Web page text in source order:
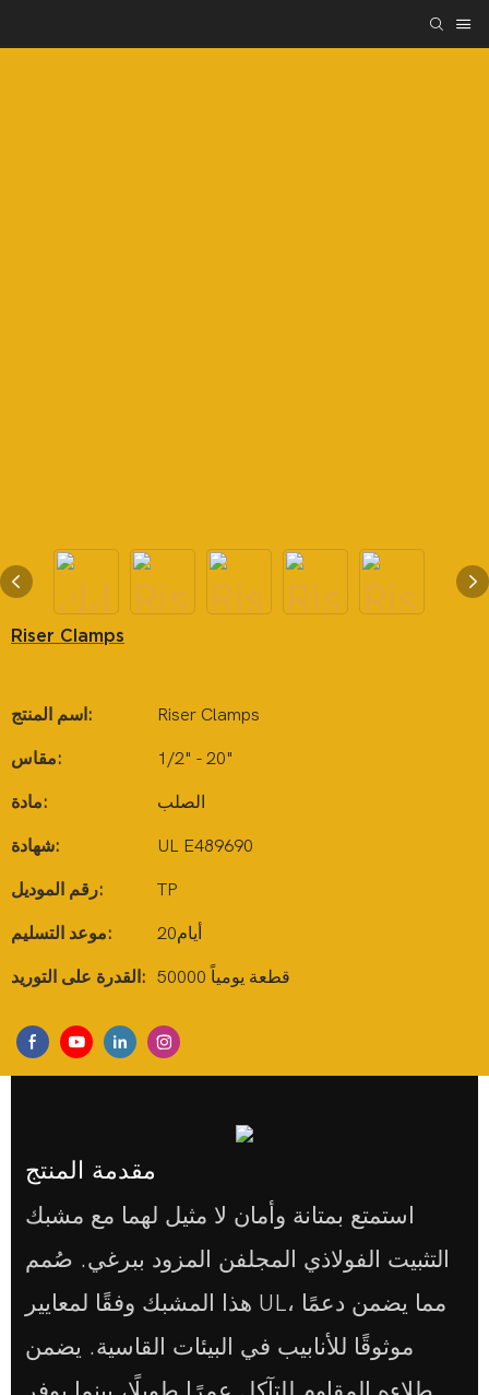
Riser Clamps
اسم المنتج: Riser Clamps
مقاس: 1/2" - 20"
مادة: الصلب
شهادة: UL E489690
رقم الموديل: TP
موعد التسليم: أيام20
القدرة على التوريد: 50000 قطعة يومياً
مقدمة المنتج
استمتع بمتانة وأمان لا مثيل لهما مع مشبك
التثبيت الفولاذي المجلفن المزود ببرغي. صُمم
هذا المشبك وفقًا لمعايير UL، مما يضمن دعمًا
موثوقًا للأنابيب في البيئات القاسية. يضمن